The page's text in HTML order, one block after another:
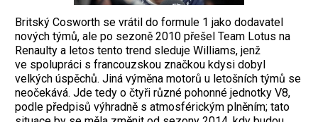
Britský Cosworth se vrátil do ­formule 1 jako dodavatel
nových týmů, ale po sezoně 2010 přešel Team Lotus na
Renaulty a letos tento trend sleduje Williams, jenž
ve spolupráci s francouzskou značkou kdysi dobyl
velkých úspěchů. Jiná výměna ­motorů u letošních týmů se
ne­očekává. Jde tedy o čtyři různé pohonné jednotky V8,
podle předpisů výhradně s atmosférickým plněním; tato